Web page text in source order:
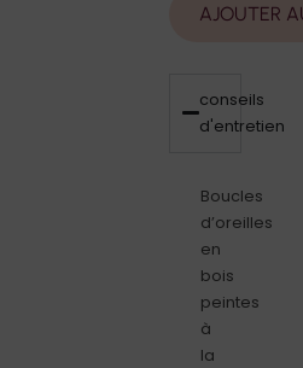
AJOUTER
conseils
d'entretien
Boucles
d’oreilles
en
bois
peintes
à
la